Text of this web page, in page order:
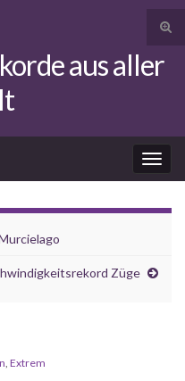
aus aller
Züge
, Extrem